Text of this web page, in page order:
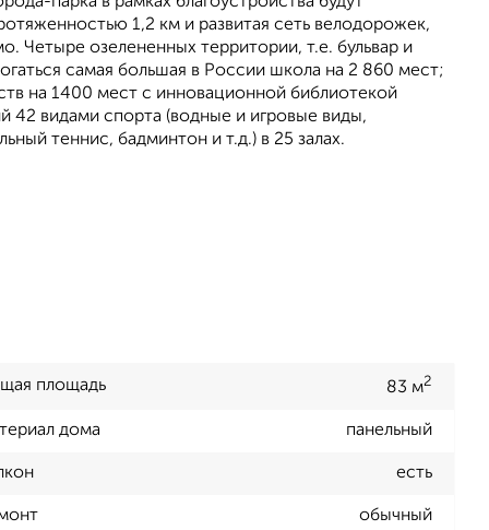
1,2 км и развитая сеть велодорожек,
Четыре озелененных территории, т.е. бульвар и
самая большая в России школа на 2 860 мест;
на 1400 мест с инновационной библиотекой
42 видами спорта (водные и игровые виды,
теннис, бадминтон и т.д.) в 25 залах.
площадь 83 м2
дома панельный
есть
обычный